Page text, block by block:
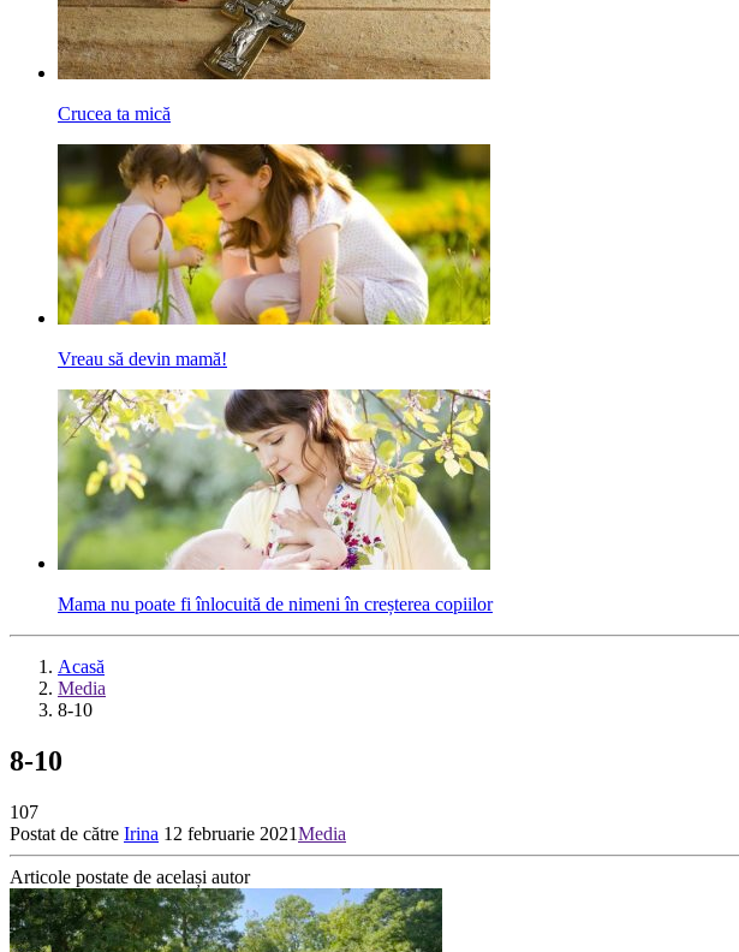
Crucea ta mică
Vreau să devin mamă!
Mama nu poate fi înlocuită de nimeni în creșterea copiilor
Acasă
Media
8-10
8-10
107
Postat de către Irina 12 februarie 2021Media
Articole postate de același autor